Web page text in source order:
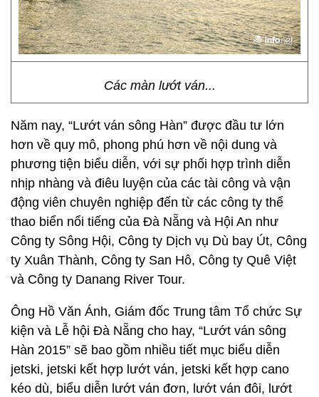
Các màn lướt ván...
Năm nay, “Lướt ván sông Hàn” được đầu tư lớn
hơn về quy mô, phong phú hơn về nội dung và
phương tiện biểu diễn, với sự phối hợp trình diễn
nhịp nhàng và điêu luyện của các tài công và vận
động viên chuyên nghiệp đến từ các công ty thể
thao biển nổi tiếng của Đà Nẵng và Hội An như
Công ty Sông Hội, Công ty Dịch vụ Dù bay Út, Công
ty Xuân Thành, Công ty San Hô, Công ty Quê Việt
và Công ty Danang River Tour.
Ông Hồ Văn Ánh, Giám đốc Trung tâm Tổ chức Sự
kiện và Lễ hội Đà Nẵng cho hay, “Lướt ván sông
Hàn 2015” sẽ bao gồm nhiều tiết mục biểu diễn
jetski, jetski kết hợp lướt ván, jetski kết hợp cano
kéo dù, biểu diễn lướt ván đơn, lướt ván đôi, lướt